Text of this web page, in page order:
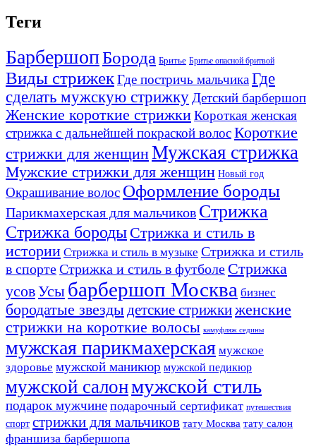
Теги
БарбершопБорода Бритье Бритье опасной бритвой
Виды стрижекГде постричь мальчикаГде
сделать мужскую стрижку Детский барбершоп
Женские короткие стрижкиКороткая женская
стрижка с дальнейшей покраской волосКороткие
стрижки для женщинМужская стрижка
Мужские стрижки для женщин Новый год
Окрашивание волос Оформление бороды
Парикмахерская для мальчиков Стрижка
Стрижка бороды Стрижка и стиль в
истории Стрижка и стиль в музыке Стрижка и стиль
в спортеСтрижка и стиль в футболе Стрижка
усовУсы барбершоп Москва бизнес
бородатые звездыдетские стрижкиженские
стрижки на короткие волосы камуфляж седины
мужская парикмахерская мужское
здоровье мужской маникюр мужской педикюр
мужской салонмужской стиль
подарок мужчине подарочный сертификат путешествия
спорт стрижки для мальчиков тату Москва тату салон
франшиза барбершопа